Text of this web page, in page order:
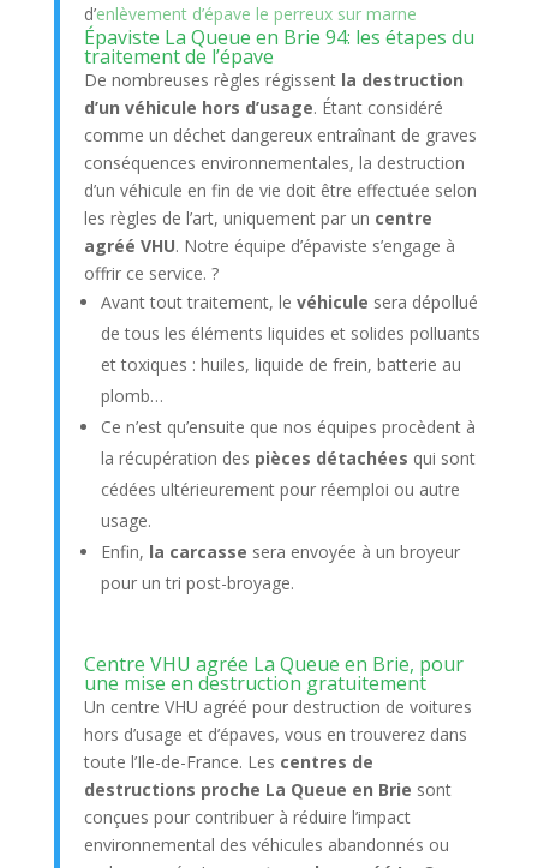
d’enlèvement d’épave le perreux sur marne
Épaviste La Queue en Brie 94: les étapes du
traitement de l’épave
De nombreuses règles régissent la destruction
d’un véhicule hors d’usage. Étant considéré
comme un déchet dangereux entraînant de graves
conséquences environnementales, la destruction
d’un véhicule en fin de vie doit être effectuée selon
les règles de l’art, uniquement par un centre
agréé VHU. Notre équipe d’épaviste s’engage à
offrir ce service. ?
Avant tout traitement, le véhicule sera dépollué
de tous les éléments liquides et solides polluants
et toxiques : huiles, liquide de frein, batterie au
plomb…
Ce n’est qu’ensuite que nos équipes procèdent à
la récupération des pièces détachées qui sont
cédées ultérieurement pour réemploi ou autre
usage.
Enfin, la carcasse sera envoyée à un broyeur
pour un tri post-broyage.
Centre VHU agrée La Queue en Brie, pour
une mise en destruction gratuitement
Un centre VHU agréé pour destruction de voitures
hors d’usage et d’épaves, vous en trouverez dans
toute l’Ile-de-France. Les centres de
destructions proche La Queue en Brie sont
conçues pour contribuer à réduire l’impact
environnemental des véhicules abandonnés ou